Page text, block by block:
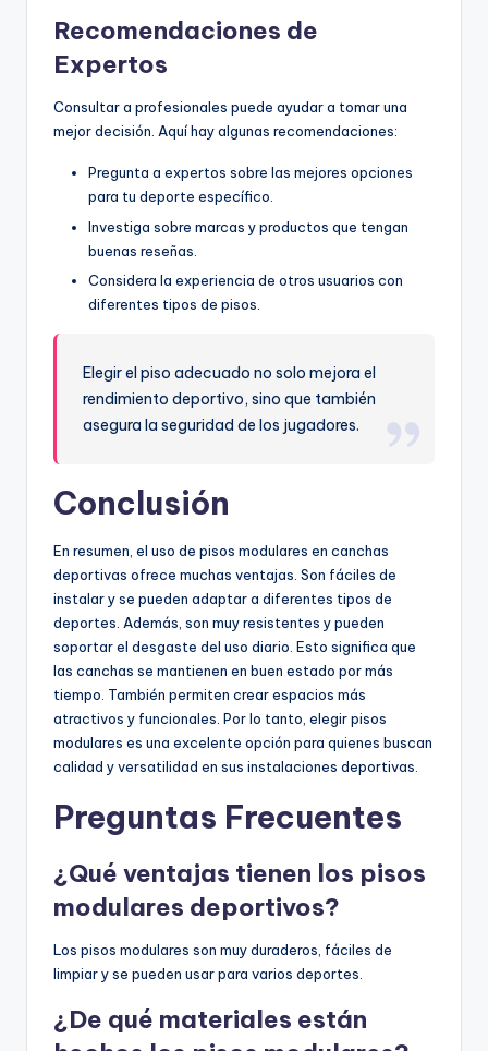
Recomendaciones de
Expertos
Consultar a profesionales puede ayudar a tomar una
mejor decisión. Aquí hay algunas recomendaciones:
Pregunta a expertos sobre las mejores opciones
para tu deporte específico.
Investiga sobre marcas y productos que tengan
buenas reseñas.
Considera la experiencia de otros usuarios con
diferentes tipos de pisos.
Elegir el piso adecuado no solo mejora el
rendimiento deportivo, sino que también
asegura la seguridad de los jugadores.
Conclusión
En resumen, el uso de pisos modulares en canchas
deportivas ofrece muchas ventajas. Son fáciles de
instalar y se pueden adaptar a diferentes tipos de
deportes. Además, son muy resistentes y pueden
soportar el desgaste del uso diario. Esto significa que
las canchas se mantienen en buen estado por más
tiempo. También permiten crear espacios más
atractivos y funcionales. Por lo tanto, elegir pisos
modulares es una excelente opción para quienes buscan
calidad y versatilidad en sus instalaciones deportivas.
Preguntas Frecuentes
¿Qué ventajas tienen los pisos
modulares deportivos?
Los pisos modulares son muy duraderos, fáciles de
limpiar y se pueden usar para varios deportes.
¿De qué materiales están